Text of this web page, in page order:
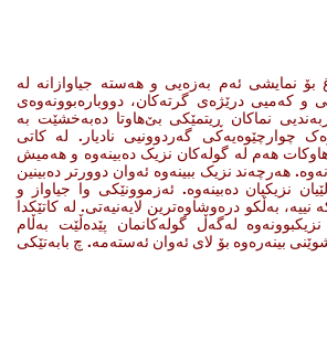
نمایشی ئەم بەزەیی و هەستە جیاوازانە لە
و کەمیی درێژەی گرتەکان، دووبارەبوونەوەی
نماکان ڕیتمێکی بێ‌هاوتا دەبەخشێت بە
چوارچێوەیەکی گەردوونیی نادیار. لە کاتی
هەم لە گولەکان نزیک دەبینەوە و هەمیش
هەرچەند نزیک ببینەوە ئەوان دوورتر دەبینین
نزیکیان دەبینەوە. ئەزموونێکی وا جیاواز و
نییە، بەڵکو درەوشاوەترین لایەنیەتی. لە کاتێکدا
لەگەڵ گولەکانمان پێدەڵێت بەڵام
بینەرەوە بۆ لای ئەوان ئەستەمە. چ بابەتێکی